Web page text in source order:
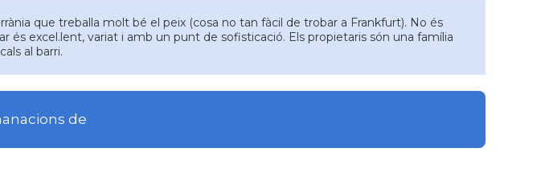
que treballa molt bé el peix (cosa no tan fàcil de trobar a Frankfurt). No és
és excel.lent, variat i amb un punt de sofisticació. Els propietaris són una família
al barri.
de